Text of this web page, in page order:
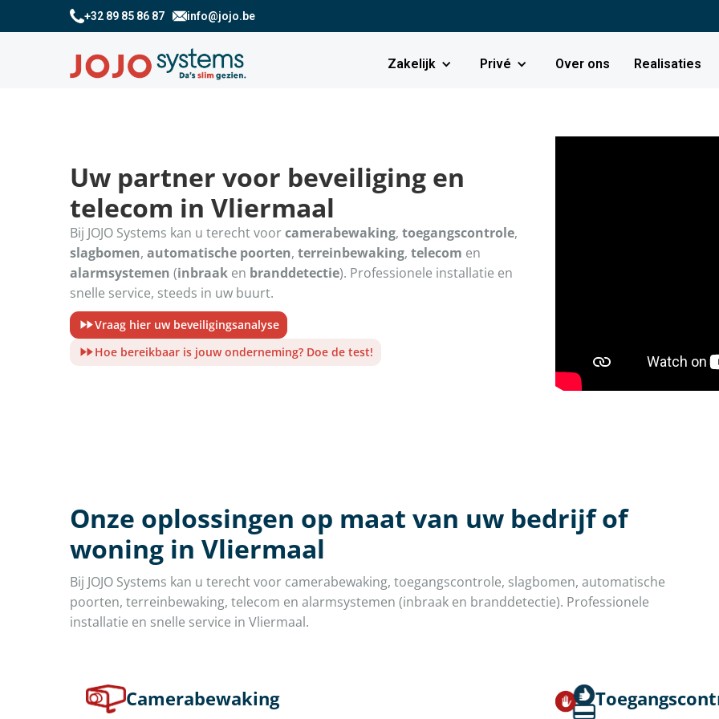
+32 89 85 86 87 info@jojo.be
Zakelijk Privé Over ons Realisaties
Uw partner voor beveiliging en
telecom in Vliermaal
Bij JOJO Systems kan u terecht voorcamerabewaking, toegangscontrole,
slagbomen, automatische poorten, terreinbewaking, telecom en
alarmsystemen (inbraak en branddetectie). Professionele installatie en
snelle service, steeds in uw buurt.
Vraag hier uw beveiligingsanalyse
Hoe bereikbaar is jouw onderneming? Doe de test!
Onze oplossingen op maat van uw bedrijf of
woning in Vliermaal
Bij JOJO Systems kan u terecht voor camerabewaking, toegangscontrole, slagbomen, automatische
poorten, terreinbewaking, telecom en alarmsystemen (inbraak en branddetectie). Professionele
installatie en snelle service in Vliermaal.
Camerabewaking